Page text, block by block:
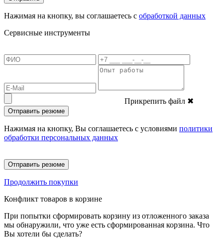
Нажимая на кнопку, вы соглашаетесь с обработкой данных
Сервисные инструменты
Прикрепить файл ✖
Отправить резюме
Нажимая на кнопку, Вы соглашаетесь с условиями политики
обработки персональных данных
Отправить резюме
Продолжить покупки
Конфликт товаров в корзине
При попытки сформировать корзину из отложенного заказа
мы обнаружили, что уже есть сформированная корзина. Что
Вы хотели бы сделать?